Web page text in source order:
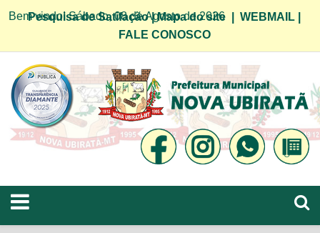
Bem vindo! Sábado, 08 de Agosto de 2026
Pesquisa de Satifação|Mapa do site WEBMAIL
FALE CONOSCO